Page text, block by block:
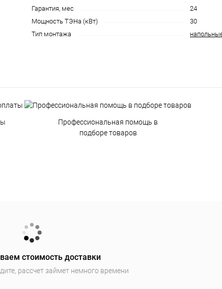
Гарантия, мес
24
Мощность ТЭНа (кВт)
30
Тип монтажа
Профессиональная помощь в
подборе товаров
стоимость доставки
рассчет займет немного времени